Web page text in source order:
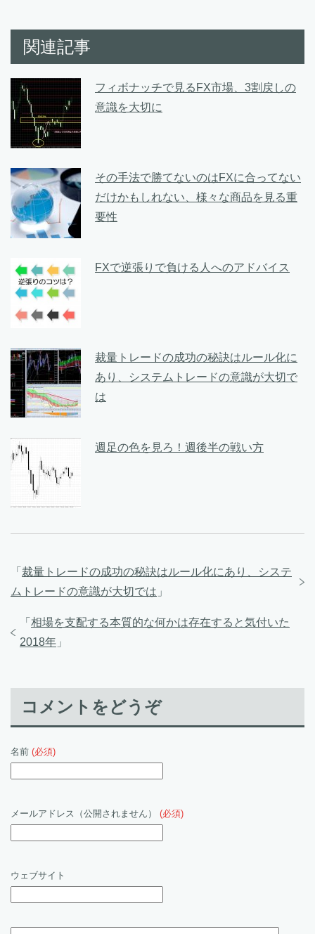
関連記事
フィボナッチで見るFX市場、3割戻しの
意識を大切に
その手法で勝てないのはFXに合ってない
だけかもしれない、様々な商品を見る重
要性
FXで逆張りで負ける人へのアドバイス
裁量トレードの成功の秘訣はルール化に
あり、システムトレードの意識が大切で
は
週足の色を見ろ！週後半の戦い方
「 裁量トレードの成功の秘訣はルール化にあり、システ
ムトレードの意識が大切では 」
「 相場を支配する本質的な何かは存在すると気付いた
2018年 」
コメントをどうぞ
名前 (必須)
メールアドレス（公開されません） (必須)
ウェブサイト